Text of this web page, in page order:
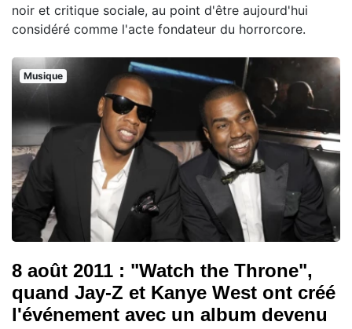
noir et critique sociale, au point d'être aujourd'hui
considéré comme l'acte fondateur du horrorcore.
Musique
8 août 2011 : "Watch the Throne",
quand Jay-Z et Kanye West ont créé
l'événement avec un album devenu